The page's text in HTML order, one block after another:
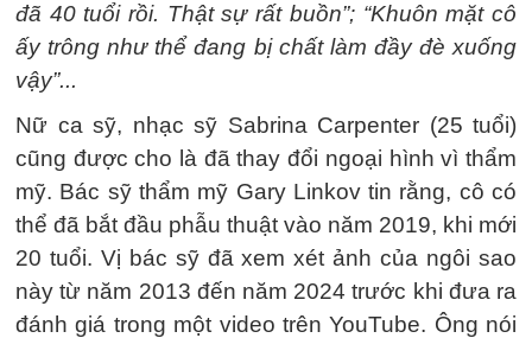
đã 40 tuổi rồi. Thật sự rất buồn”; “Khuôn mặt cô
ấy trông như thể đang bị chất làm đầy đè xuống
vậy”...
Nữ ca sỹ, nhạc sỹ Sabrina Carpenter (25 tuổi)
cũng được cho là đã thay đổi ngoại hình vì thẩm
mỹ. Bác sỹ thẩm mỹ Gary Linkov tin rằng, cô có
thể đã bắt đầu phẫu thuật vào năm 2019, khi mới
20 tuổi. Vị bác sỹ đã xem xét ảnh của ngôi sao
này từ năm 2013 đến năm 2024 trước khi đưa ra
đánh giá trong một video trên YouTube. Ông nói